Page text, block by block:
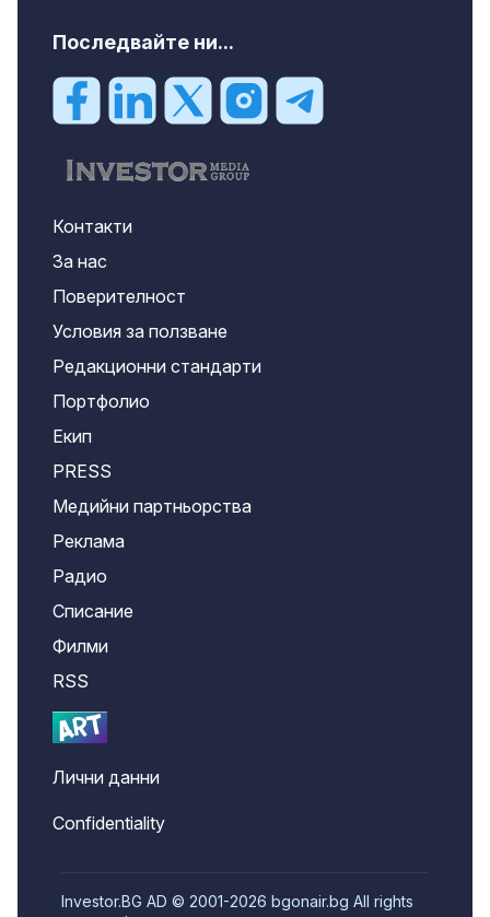
Последвайте ни...
Контакти
За нас
Поверителност
Условия за ползване
Редакционни стандарти
Портфолио
Екип
PRESS
Медийни партньорства
Реклама
Радио
Списание
Филми
RSS
Лични данни
Confidentiality
Investor.BG AD © 2001-2026 bgonair.bg All rights